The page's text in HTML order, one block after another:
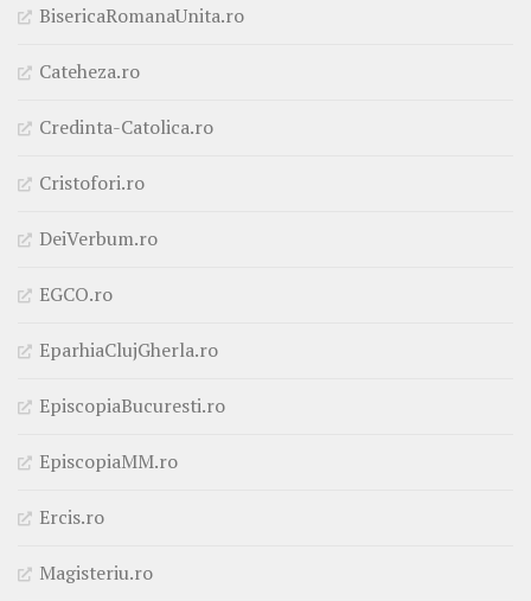
BisericaRomanaUnita.ro
Cateheza.ro
Credinta-Catolica.ro
Cristofori.ro
DeiVerbum.ro
EGCO.ro
EparhiaClujGherla.ro
EpiscopiaBucuresti.ro
EpiscopiaMM.ro
Ercis.ro
Magisteriu.ro